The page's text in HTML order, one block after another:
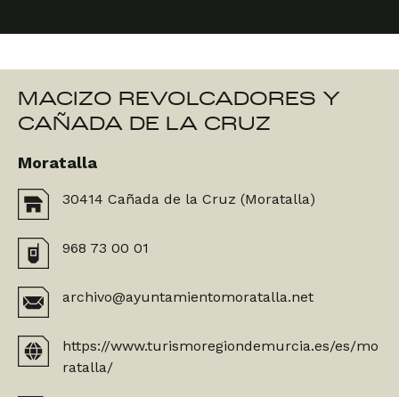
MACIZO REVOLCADORES Y
CAÑADA DE LA CRUZ
Moratalla
30414 Cañada de la Cruz (Moratalla)
968 73 00 01
archivo@ayuntamientomoratalla.net
https://www.turismoregiondemurcia.es/es/mo
ratalla/